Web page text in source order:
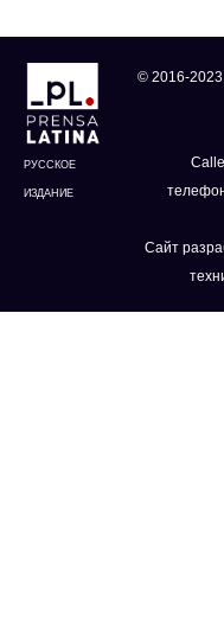
РУССКОЕ
ИЗДАНИЕ
© 2016-
Сайт